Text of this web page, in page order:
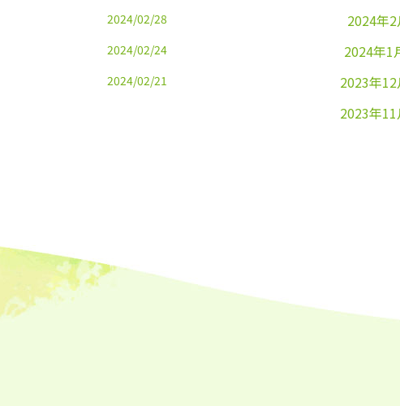
2024/02/28
2024/02/24
2024/02/21
2024年2
2024年1
2023年12
2023年11